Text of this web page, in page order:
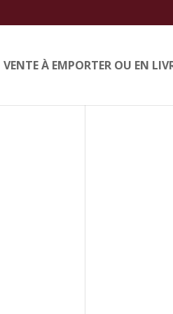
VENTE À EMPORTER OU EN